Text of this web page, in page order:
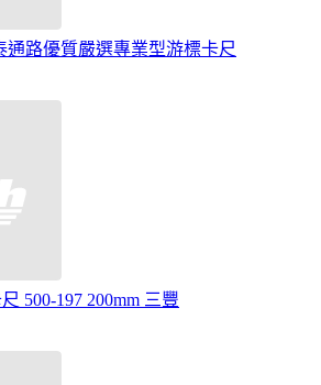
通路優質嚴選專業型游標卡尺
500-197 200mm 三豐